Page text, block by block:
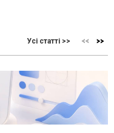
Усі статті >>